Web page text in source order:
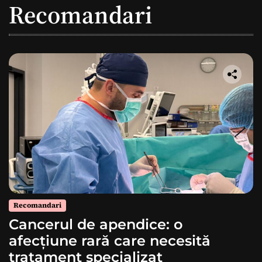
Recomandari
Recomandari
Cancerul de apendice: o
afecțiune rară care necesită
tratament specializat